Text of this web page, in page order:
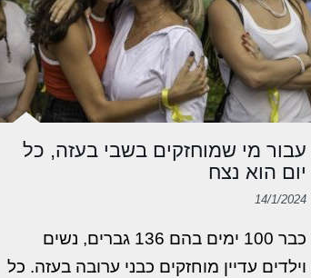
עבור מי שמוחזקים בשבי בעזה, כל
יום הוא נצח
14/1/2024
כבר 100 ימים בהם 136 גברים, נשים
וילדים עדיין מוחזקים כבני ערובה בעזה. כל